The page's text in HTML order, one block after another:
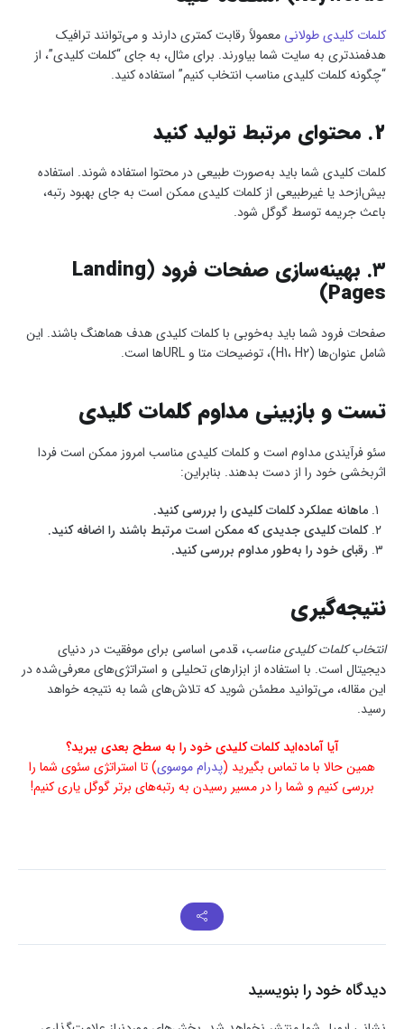
کلمات کلیدی طولانی معمولاً رقابت کمتری دارند و می‌توانند ترافیک
هدفمندتری به سایت شما بیاورند. برای مثال، به جای “کلمات کلیدی”، از
“چگونه کلمات کلیدی مناسب انتخاب کنیم” استفاده کنید.
۲. محتوای مرتبط تولید کنید
کلمات کلیدی شما باید به‌صورت طبیعی در محتوا استفاده شوند. استفاده
بیش‌ازحد یا غیرطبیعی از کلمات کلیدی ممکن است به جای بهبود رتبه،
باعث جریمه توسط گوگل شود.
۳. بهینه‌سازی صفحات فرود (Landing
Pages)
صفحات فرود شما باید به‌خوبی با کلمات کلیدی هدف هماهنگ باشند. این
شامل عنوان‌ها (H1، H2)، توضیحات متا و URLها است.
تست و بازبینی مداوم کلمات کلیدی
سئو فرآیندی مداوم است و کلمات کلیدی مناسب امروز ممکن است فردا
اثربخشی خود را از دست بدهند. بنابراین:
ماهانه عملکرد کلمات کلیدی را بررسی کنید.
کلمات کلیدی جدیدی که ممکن است مرتبط باشند را اضافه کنید.
رقبای خود را به‌طور مداوم بررسی کنید.
نتیجه‌گیری
انتخاب کلمات کلیدی مناسب، قدمی اساسی برای موفقیت در دنیای
دیجیتال است. با استفاده از ابزارهای تحلیلی و استراتژی‌های معرفی‌شده در
این مقاله، می‌توانید مطمئن شوید که تلاش‌های شما به نتیجه خواهد
رسید.
آیا آماده‌اید کلمات کلیدی خود را به سطح بعدی ببرید؟
همین حالا با ما تماس بگیرید (پدرام موسوی) تا استراتژی سئوی شما را
بررسی کنیم و شما را در مسیر رسیدن به رتبه‌های برتر گوگل یاری کنیم!
دیدگاه خود را بنویسید